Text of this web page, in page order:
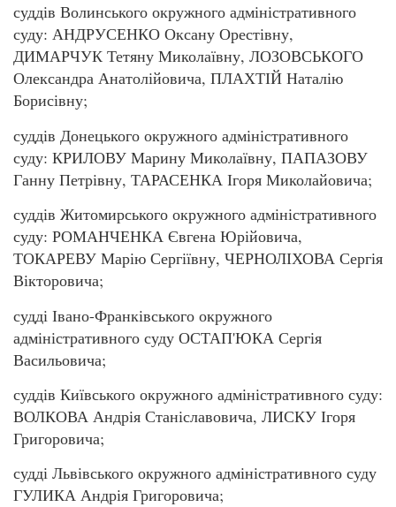
суддів Волинського окружного адміністративного
суду: АНДРУСЕНКО Оксану Орестівну,
ДИМАРЧУК Тетяну Миколаївну, ЛОЗОВСЬКОГО
Олександра Анатолійовича, ПЛАХТІЙ Наталію
Борисівну;
суддів Донецького окружного адміністративного
суду: КРИЛОВУ Марину Миколаївну, ПАПАЗОВУ
Ганну Петрівну, ТАРАСЕНКА Ігоря Миколайовича;
суддів Житомирського окружного адміністративного
суду: РОМАНЧЕНКА Євгена Юрійовича,
ТОКАРЕВУ Марію Сергіївну, ЧЕРНОЛІХОВА Сергія
Вікторовича;
судді Івано-Франківського окружного
адміністративного суду ОСТАП'ЮКА Сергія
Васильовича;
суддів Київського окружного адміністративного суду:
ВОЛКОВА Андрія Станіславовича, ЛИСКУ Ігоря
Григоровича;
судді Львівського окружного адміністративного суду
ГУЛИКА Андрія Григоровича;